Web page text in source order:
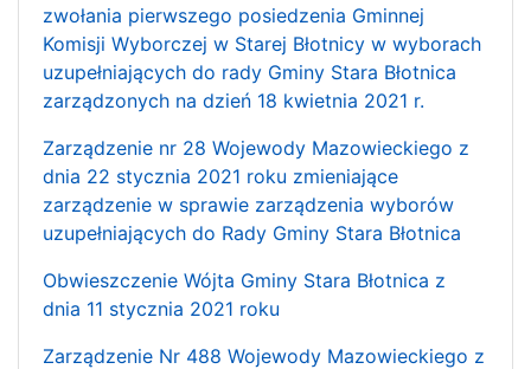
zwołania pierwszego posiedzenia Gminnej
Komisji Wyborczej w Starej Błotnicy w wyborach
uzupełniających do rady Gminy Stara Błotnica
zarządzonych na dzień 18 kwietnia 2021 r.
Zarządzenie nr 28 Wojewody Mazowieckiego z
dnia 22 stycznia 2021 roku zmieniające
zarządzenie w sprawie zarządzenia wyborów
uzupełniających do Rady Gminy Stara Błotnica
Obwieszczenie Wójta Gminy Stara Błotnica z
dnia 11 stycznia 2021 roku
Zarządzenie Nr 488 Wojewody Mazowieckiego z